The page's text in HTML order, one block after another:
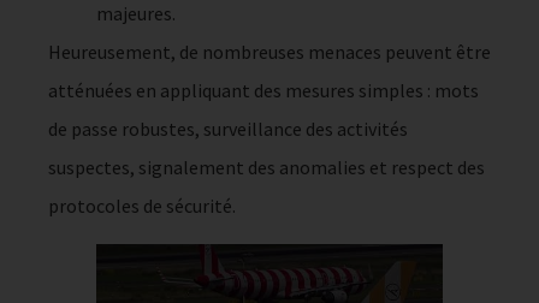
majeures.
Heureusement, de nombreuses menaces peuvent être
atténuées en appliquant des mesures simples : mots
de passe robustes, surveillance des activités
suspectes, signalement des anomalies et respect des
protocoles de sécurité.